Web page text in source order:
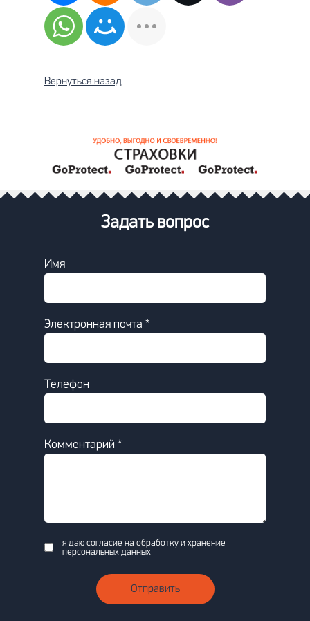
Вернуться назад
Задать вопрос
Имя
Электронная почта *
Телефон
Комментарий *
я даю согласие на обработку и хранение
персональных данных
Отправить